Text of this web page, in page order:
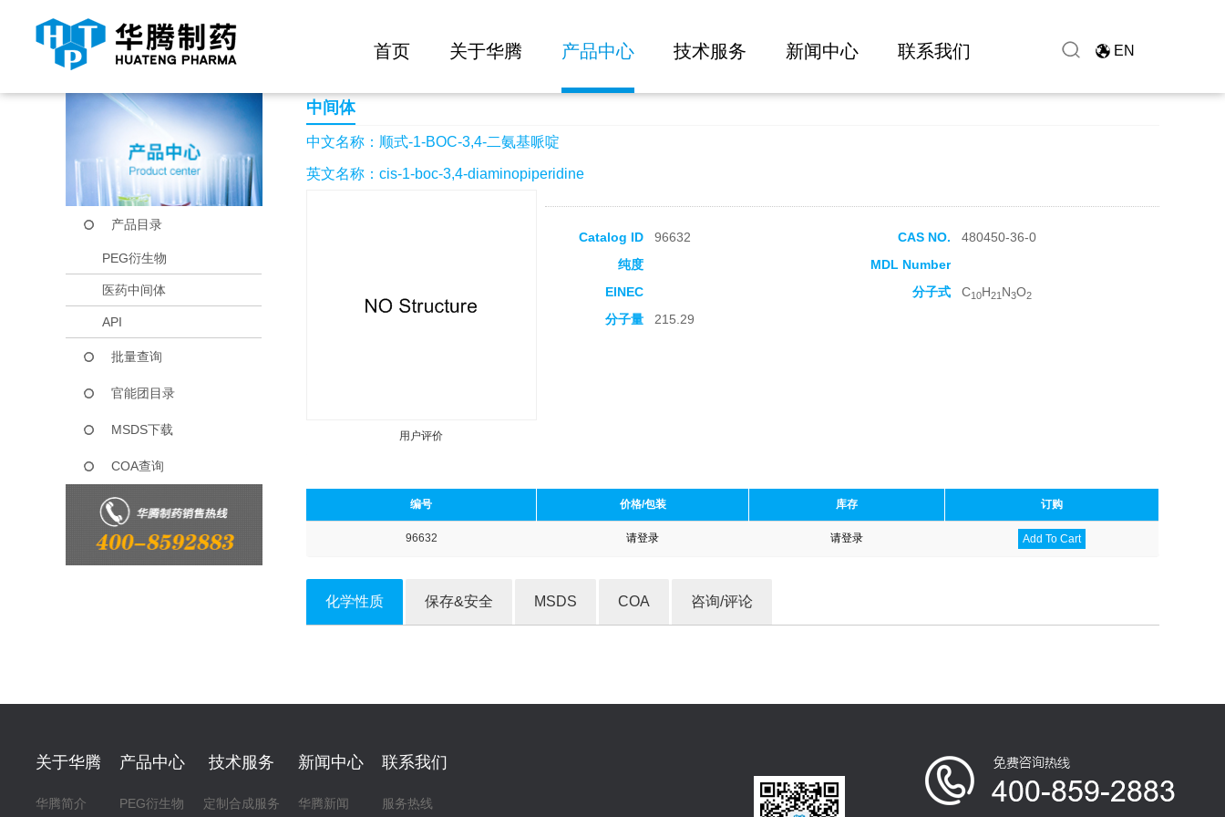
首页 关于华腾 产品中心 技术服务 新闻中心 联系我们 EN
当前位置： 首页 产品中心 顺式-1-BOC-3,4-二氨基哌啶
产品目录
PEG衍生物
医药中间体
API
批量查询
官能团目录
MSDS下载
COA查询
中间体
中文名称：顺式-1-BOC-3,4-二氨基哌啶
英文名称：cis-1-boc-3,4-diaminopiperidine
用户评价
Catalog ID 96632 CAS NO.
480450-36-0
纯度
MDL Number
EINEC
分子式 C10H21 N3O2
分子量 215.29
编号 价格/包装 库存 订购
96632 请登录 请登录 Add To Cart
化学性质 保存&安全 MSDS COA 咨询/评论
关于华腾
华腾简介
产品中心
PEG衍生物
技术服务
定制合成服务
新闻中心
华腾新闻
联系我们
服务热线